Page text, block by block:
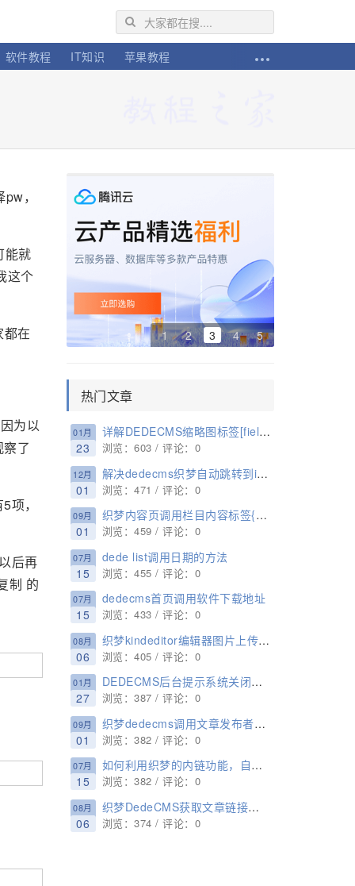
软件教程 IT知识 苹果教程
，
能就
这个
在
为以
了
，
后再
制 的
1 2 3 4 5
热门文章
01月
23
详解DEDECMS缩略图标签[field:picname/]和[field:litpic/]的区别
浏览：603 / 评论：0
12月
01
解决dedecms织梦自动跳转到index.html的问题
浏览：471 / 评论：0
09月
01
织梦内容页调用栏目内容标签{dede:field.content/}
浏览：459 / 评论：0
07月
15
dede list调用日期的方法
浏览：455 / 评论：0
07月
15
dedecms首页调用软件下载地址
浏览：433 / 评论：0
08月
06
织梦kindeditor编辑器图片上传增加图片alt属性和title属性的方法
浏览：405 / 评论：0
01月
27
DEDECMS后台提示系统关闭会员功能，无法访问此页面的解决方法
浏览：387 / 评论：0
09月
01
织梦dedecms调用文章发布者信息的办法
浏览：382 / 评论：0
07月
15
如何利用织梦的内链功能，自动给文章加内链
浏览：382 / 评论：0
08月
06
织梦DedeCMS获取文章链接的函数GetOneArchive使用方法
浏览：374 / 评论：0